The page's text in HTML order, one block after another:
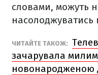
словами, можуть
ЧИТАЙТЕ ТАКОЖ:
зачарувала
новонародженою